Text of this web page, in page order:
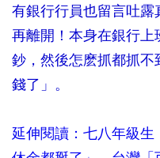
有銀行行員也留言吐露
再離開！本身在銀行
鈔，然後怎麽抓都抓
錢了」。
延伸閱讀：七八年級